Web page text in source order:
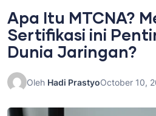
Apa Itu MTCNA?
Sertifikasi ini
Dunia Jaringan?
Oleh Hadi PrastyoOctober 10,